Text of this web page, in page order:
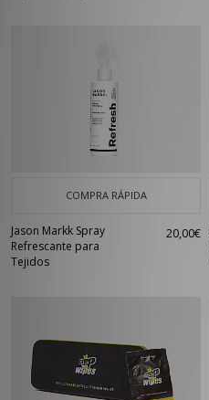
COMPRA RÁPIDA
Jason Markk Spray
Refrescante para
Tejidos
20,00€